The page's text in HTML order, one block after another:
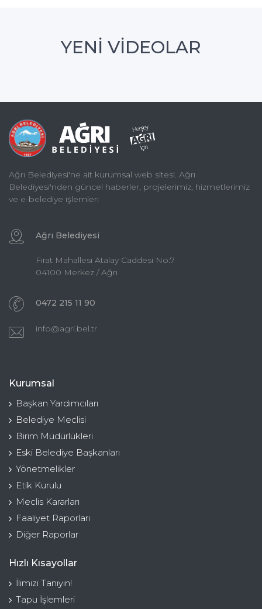
YENİ VİDEOLAR
Ağrı Belediyesi'ne ait kurumsal web sitesi. Ağrı
Belediyesi'nden güncel haberler, projelerimiz, hizmetlerimiz
ve e-belediye işlemleri
Ağrı Belediyesi
Fırat Mahallesi Atalay Caddesi No:7
04100 Merkez / Ağrı
0472 215 11 90
info@agri.bel.tr
Kurumsal
Başkan Yardımcıları
Belediye Meclisi
Birim Müdürlükleri
Eski Belediye Başkanları
Yönetmelikler
Etik Kurulu
Meclis Kararları
Faaliyet Raporları
Diğer Raporlar
Hızlı Kısayollar
İlimizi Tanıyın!
Tapu İşlemleri